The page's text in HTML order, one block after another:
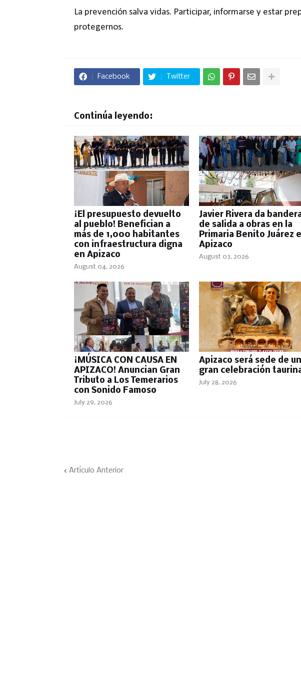
La prevención salva vidas. Participar, informarse y estar
protegernos.
Facebook Twitter
Continúa leyendo:
¡El presupuesto devuelto
al pueblo! Benefician a
más de 1,000 habitantes
con infraestructura digna
en Apizaco
August 04, 2026
Javier Rivera da
de salida a obras en la
Primaria Benito Juárez
Apizaco
August 03, 2026
¡MÚSICA CON CAUSA EN
APIZACO! Anuncian Gran
Tributo a Los Temerarios
con Sonido Famoso
July 29, 2026
Apizaco será sede de
gran celebración
July 28, 2026
Artículo Anterior